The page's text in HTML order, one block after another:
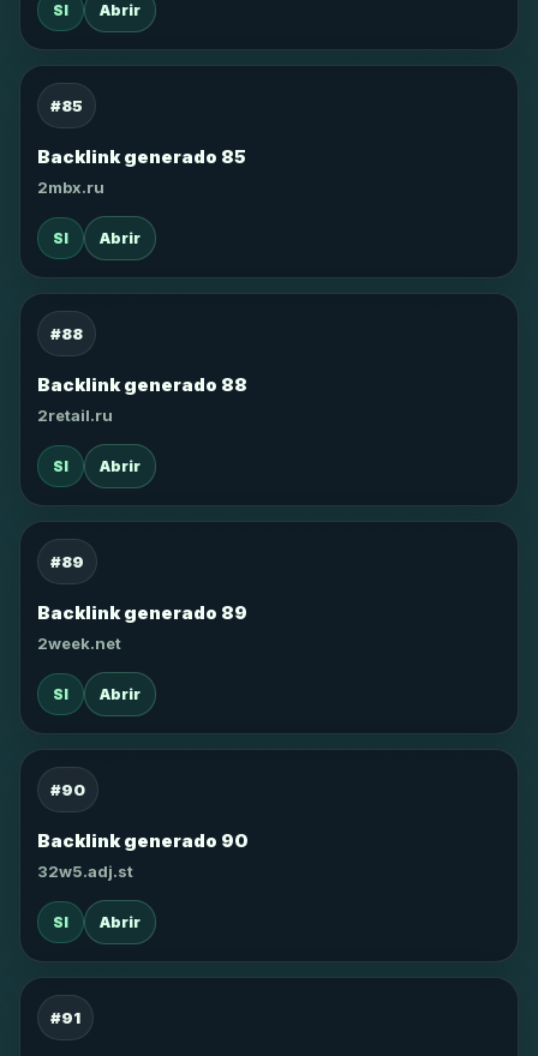
SI Abrir
#85
Backlink generado 85
2mbx.ru
SI Abrir
#88
Backlink generado 88
2retail.ru
SI Abrir
#89
Backlink generado 89
2week.net
SI Abrir
#90
Backlink generado 90
32w5.adj.st
SI Abrir
#91